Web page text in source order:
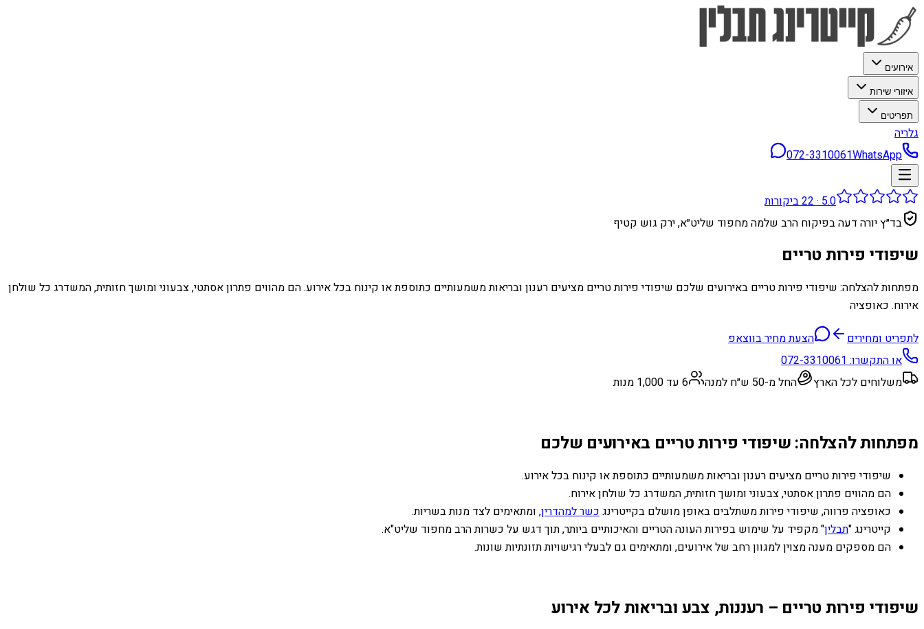
אירועים
איזורי שירות
תפריטים
גלריה
072-3310061WhatsApp
5.0
·
22ביקורות
בד״ץ יורה דעה בפיקוח הרב שלמה מחפוד שליט״א, ירק גוש קטיף
שיפודי פירות טריים
מפתחות להצלחה: שיפודי פירות טריים באירועים שלכם שיפודי פירות טריים מציעים רענון ובריאות משמעותיים כתוספת או קינוח בכל אירוע. הם מהווים פתרון אסתטי, צבעוני ומושך חזותית, המשדרג כל שולחן
אירוח. כאופציה
לתפריט ומחירים
הצעת מחיר בווצאפ
או התקשרו:072-3310061
משלוחים לכל הארץ
החל מ-50 ש״ח למנה 6 עד 1,000 מנות
מפתחות להצלחה: שיפודי פירות טריים באירועים שלכם
שיפודי פירות טריים מציעים רענון ובריאות משמעותיים כתוספת או קינוח בכל אירוע.
הם מהווים פתרון אסתטי, צבעוני ומושך חזותית, המשדרג כל שולחן אירוח.
כאופציה פרווה, שיפודי פירות משתלבים באופן מושלם בקייטרינג כשר למהדרין, ומתאימים לצד מנות בשריות.
קייטרינג "תבלין" מקפיד על שימוש בפירות העונה הטריים והאיכותיים ביותר, תוך דגש על כשרות הרב מחפוד שליט"א.
הם מספקים מענה מצוין למגוון רחב של אירועים, ומתאימים גם לבעלי רגישויות תזונתיות שונות.
שיפודי פירות טריים – רעננות, צבע ובריאות לכל אירוע